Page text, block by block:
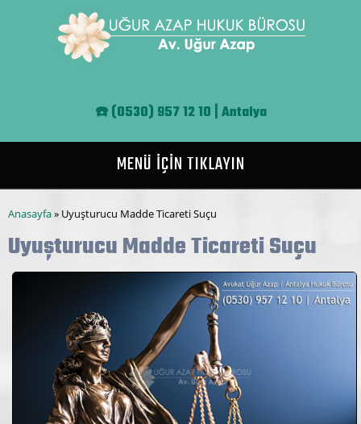
☎️(0530) 957 12 10 | Antalya
MENÜ İÇİN TIKLAYIN
Buradasınız
Anasayfa» Uyuşturucu Madde Ticareti Suçu
Uyuşturucu Madde Ticareti Suçu